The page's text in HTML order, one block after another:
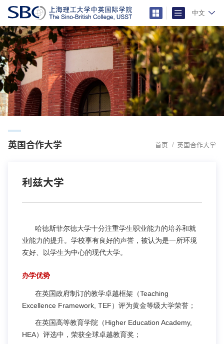
中文
首页 英国合作大学
英国合作大学
利兹大学
哈德斯菲尔德大学十分注重学生职业能力的培养和就
业能力的提升。学校享有良好的声誉，被认为是一所环境
友好、以学生为中心的现代大学。
办学优势
在英国政府制订的教学卓越框架（Teaching
Excellence Framework, TEF）评为黄金等级大学荣誉；
在英国高等教育学院（Higher Education Academy,
HEA）评选中，荣获全球卓越教育奖；